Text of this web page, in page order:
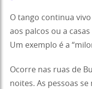
O tango continua
aos palcos ou a
Um exemplo é a
Ocorre nas ruas de
noites. As pessoas